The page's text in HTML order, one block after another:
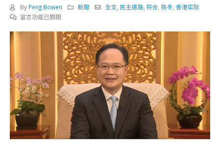
By Peng Bowen 新聞 全文, 民主道路,符合, 陈冬,香港实际
在
冬：
好
符
合
香
港
际
留言功能已關閉